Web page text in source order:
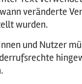
veränderte
wurden.
und Nutzer